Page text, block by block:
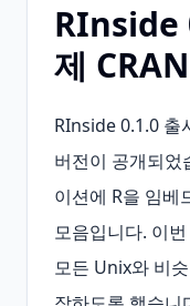
RInside
제
RInside 0.1.0 출
버전이 공개되었
이션에 R을 임베
모음입니다. 이
모든 Unix와 비